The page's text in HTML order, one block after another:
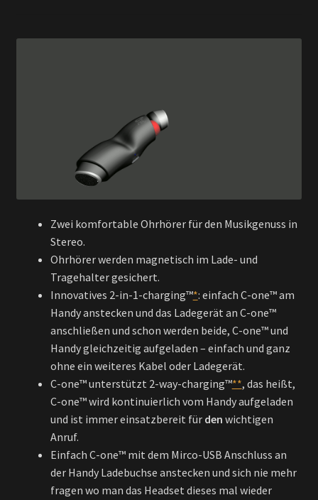
Zwei komfortable Ohrhörer für den Musikgenuss in
Stereo.
Ohrhörer werden magnetisch im Lade- und
Tragehaltergesichert.
Innovatives 2-in-1-charging™*: einfach C-one™ am
Handy anstecken und das Ladegerät an C-one™
anschließen und schon werden beide, C-one™ und
Handy gleichzeitig aufgeladen – einfach und ganz
ohne ein weiteres Kabel oder Ladegerät.
C-one™ unterstützt 2-way-charging™**, das heißt,
C-one™ wird kontinuierlich vom Handy aufgeladen
und ist immer einsatzbereit für den wichtigen
Anruf.
Einfach C-one™ mit dem Mirco-USB Anschluss an
der Handy Ladebuchse anstecken und sich nie mehr
fragen wo man das Headset dieses mal wieder